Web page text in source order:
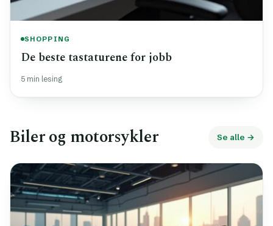
SHOPPING
De beste tastaturene for jobb
5 min lesing
Biler og motorsykler Se alle →